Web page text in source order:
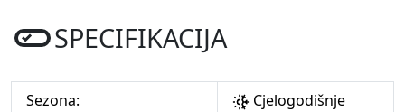
SPECIFIKACIJA
Sezona:
Cjelogodišnje